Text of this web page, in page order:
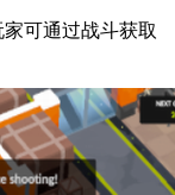
可通过战斗获取